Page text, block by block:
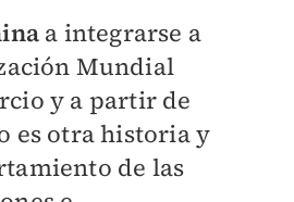
a integrarse a
Mundial
y a partir de
es otra historia y
de las